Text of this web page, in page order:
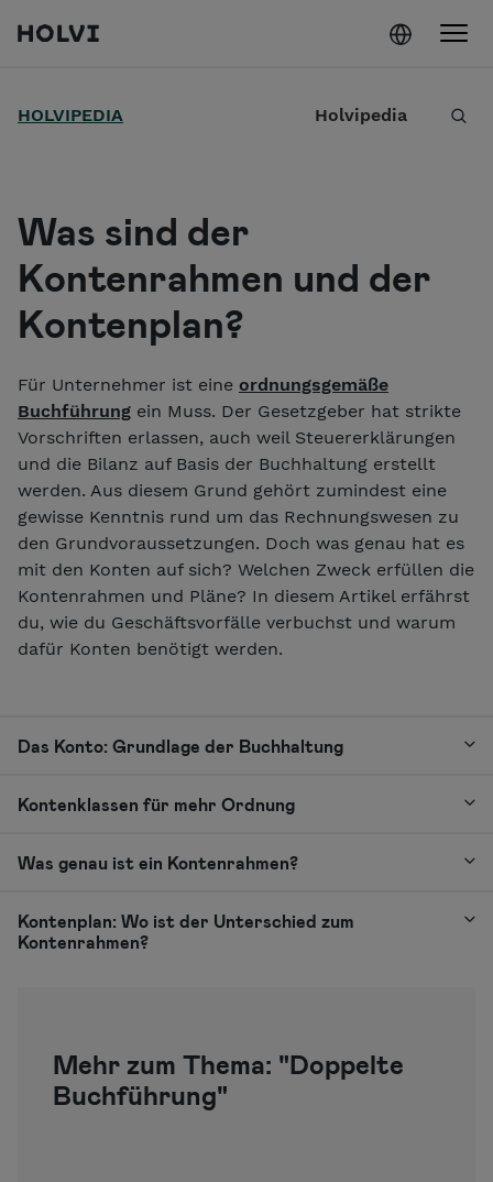
Holvi
HOLVIPEDIA Holvipedia
S
Was sind der
Kontenrahmen und der
Kontenplan?
Für Unternehmer ist eine ordnungsgemäße
Buchführung ein Muss. Der Gesetzgeber hat strikte
Vorschriften erlassen, auch weil Steuererklärungen
und die Bilanz auf Basis der Buchhaltung erstellt
werden. Aus diesem Grund gehört zumindest eine
gewisse Kenntnis rund um das Rechnungswesen zu
den Grundvoraussetzungen. Doch was genau hat es
mit den Konten auf sich? Welchen Zweck erfüllen die
Kontenrahmen und Pläne? In diesem Artikel erfährst
du, wie du Geschäftsvorfälle verbuchst und warum
dafür Konten benötigt werden.
Das Konto: Grundlage der Buchhaltung
Kontenklassen für mehr Ordnung
Was genau ist ein Kontenrahmen?
Kontenplan: Wo ist der Unterschied zum
Kontenrahmen?
Mehr zum Thema: "Doppelte
Buchführung"